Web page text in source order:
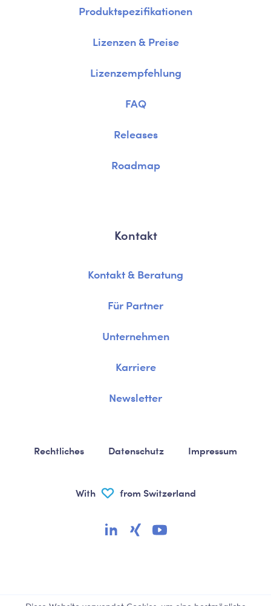
Produktspezifikationen
Lizenzen & Preise
Lizenzempfehlung
FAQ
Releases
Roadmap
Kontakt
Kontakt & Beratung
Für Partner
Unternehmen
Karriere
Newsletter
Rechtliches Datenschutz Impressum
With from Switzerland